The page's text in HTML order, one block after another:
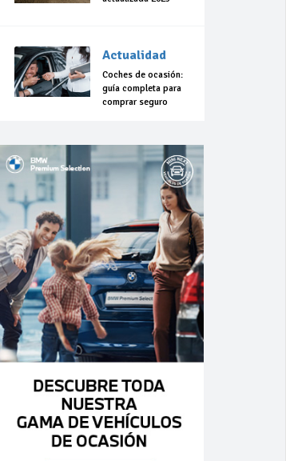
Ago 06,
2026
Scénic –
Emotion dCi 95
2026
Mégane – 1.9
Actualidad
Coches de ocasión:
guía completa para
comprar seguro